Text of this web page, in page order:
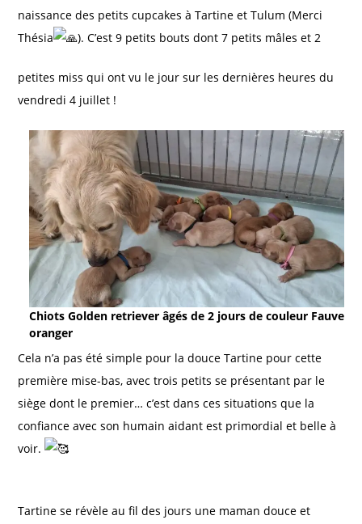
naissance des petits cupcakes à Tartine et Tulum (Merci
Thésia
). C’est 9 petits bouts dont 7 petits mâles et 2
petites miss qui ont vu le jour sur les dernières heures du
vendredi 4 juillet !
Chiots Golden retriever âgés de 2 jours de couleur Fauve
oranger
Cela n’a pas été simple pour la douce Tartine pour cette
première mise-bas, avec trois petits se présentant par le
siège dont le premier… c’est dans ces situations que la
confiance avec son humain aidant est primordial et belle à
voir.
Tartine se révèle au fil des jours une maman douce et